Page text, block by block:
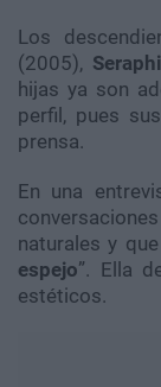
Los
(2005),
hijas ya son
perfil, pues
prensa.
En una
naturales y
espejo”. Ella
estéticos.